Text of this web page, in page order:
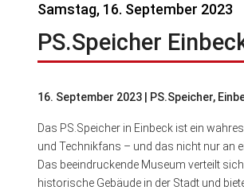
Samstag, 16. September 2023
PS.Speicher
16. September 2023 | PS.Speicher,
Das PS.Speicher in Einbeck ist ein
und Technikfans – und das nicht nur an
Das beeindruckende Museum verteilt
historische Gebäude in der Stadt und